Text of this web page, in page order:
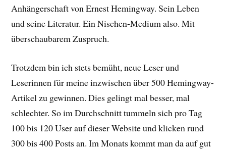
Anhängerschaft von Ernest Hemingway. Sein Leben
und seine Literatur. Ein Nischen-Medium also. Mit
überschaubarem Zuspruch.
Trotzdem bin ich stets bemüht, neue Leser und
Leserinnen für meine inzwischen über 500 Hemingway-
Artikel zu gewinnen. Dies gelingt mal besser, mal
schlechter. So im Durchschnitt tummeln sich pro Tag
100 bis 120 User auf dieser Website und klicken rund
300 bis 400 Posts an. Im Monats kommt man da auf gut